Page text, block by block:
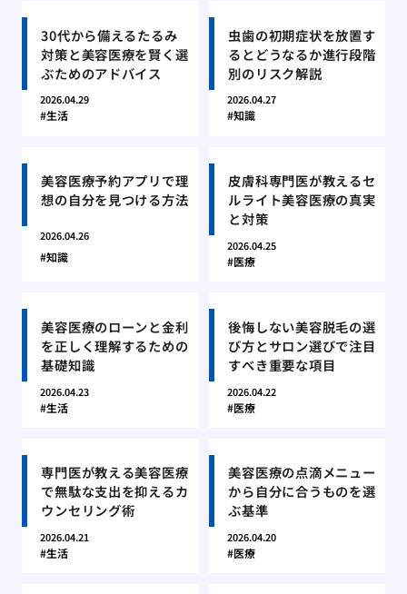
30代から備えるたるみ
対策と美容医療を賢く選
ぶためのアドバイス
2026.04.29
生活
虫歯の初期症状を放置す
るとどうなるか進行段階
別のリスク解説
2026.04.27
知識
美容医療予約アプリで理
想の自分を見つける方法
2026.04.26
知識
皮膚科専門医が教えるセ
ルライト美容医療の真実
と対策
2026.04.25
医療
美容医療のローンと金利
を正しく理解するための
基礎知識
2026.04.23
生活
後悔しない美容脱毛の選
び方とサロン選びで注目
すべき重要な項目
2026.04.22
医療
専門医が教える美容医療
で無駄な支出を抑えるカ
ウンセリング術
2026.04.21
生活
美容医療の点滴メニュー
から自分に合うものを選
ぶ基準
2026.04.20
医療